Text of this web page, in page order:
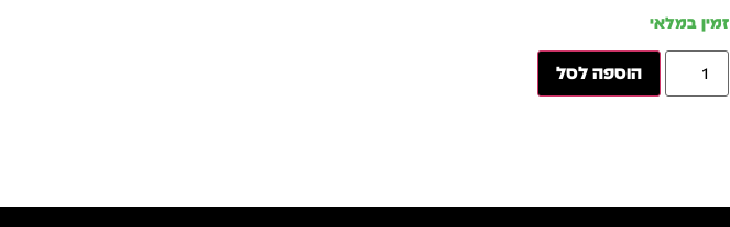
זמין במלאי
הוספה לסל